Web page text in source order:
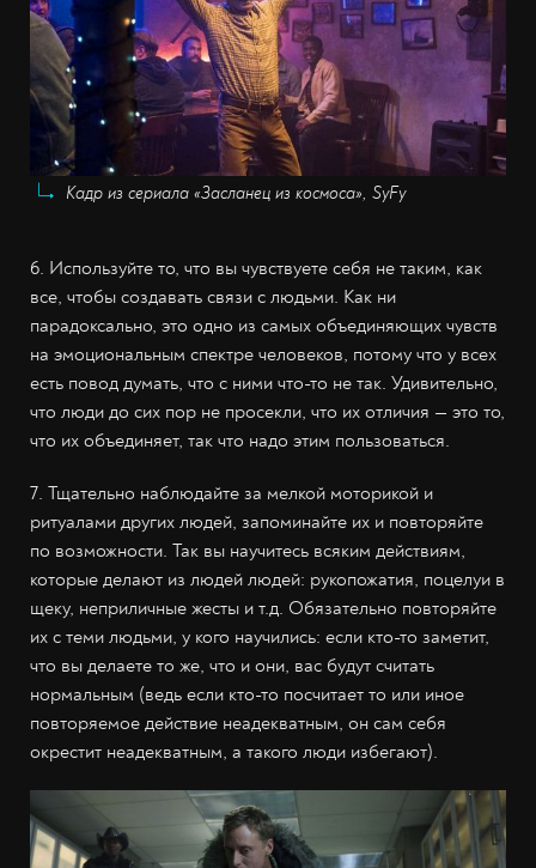
Кадр из сериала «Засланец из космоса», SyFy
6. Используйте то, что вы чувствуете себя не таким, как
все, чтобы создавать связи с людьми. Как ни
парадоксально, это одно из самых объединяющих чувств
на эмоциональным спектре человеков, потому что у всех
есть повод думать, что с ними что-то не так. Удивительно,
что люди до сих пор не просекли, что их отличия — это то,
что их объединяет, так что надо этим пользоваться.
7. Тщательно наблюдайте за мелкой моторикой и
ритуалами других людей, запоминайте их и повторяйте
по возможности. Так вы научитесь всяким действиям,
которые делают из людей людей: рукопожатия, поцелуи в
щеку, неприличные жесты и т.д. Обязательно повторяйте
их с теми людьми, у кого научились: если кто-то заметит,
что вы делаете то же, что и они, вас будут считать
нормальным (ведь если кто-то посчитает то или иное
повторяемое действие неадекватным, он сам себя
окрестит неадекватным, а такого люди избегают).